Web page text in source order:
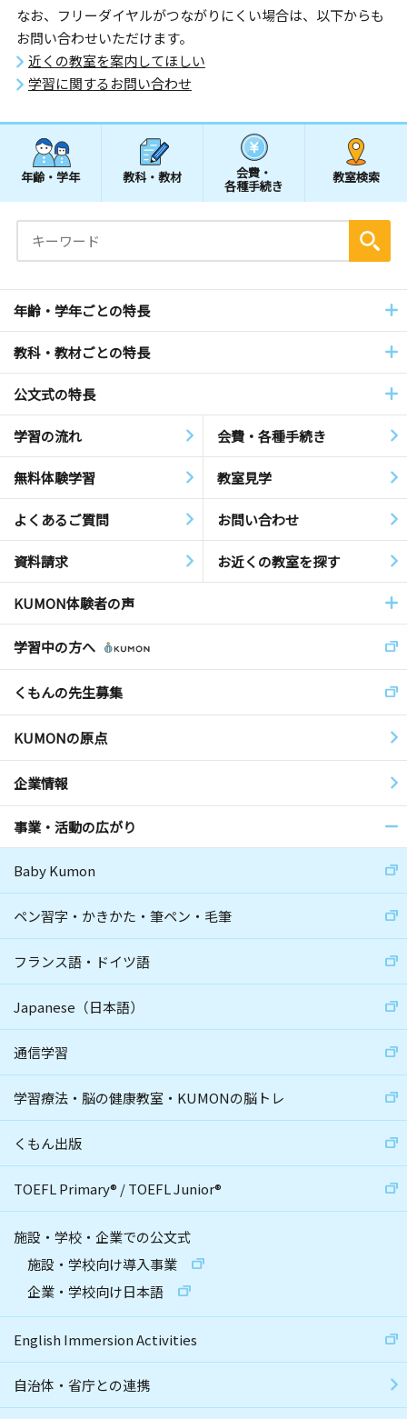
なお、フリーダイヤルがつながりにくい場合は、以下からも
お問い合わせいただけます。
近くの教室を案内してほしい
学習に関するお問い合わせ
年齢・学年 教科・教材 会費・
各種手続き
教室検索
年齢・学年ごとの特長
教科・教材ごとの特長
公文式の特長
学習の流れ 会費・各種手続き
無料体験学習 教室見学
よくあるご質問 お問い合わせ
資料請求 お近くの教室を探す
KUMON体験者の声
学習中の方へ
くもんの先生募集
KUMONの原点
企業情報
事業・活動の広がり
Baby Kumon
ペン習字・かきかた・筆ペン・毛筆
フランス語・ドイツ語
Japanese（日本語）
通信学習
学習療法・脳の健康教室・KUMONの脳トレ
くもん出版
TOEFL Primary® /TOEFL Junior®
施設・学校・企業での公文式
施設・学校向け導入事業
企業・学校向け日本語
English Immersion Activities
自治体・省庁との連携